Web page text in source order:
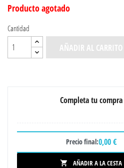
Producto agotado
Cantidad
AÑADIR AL CARRITO
Completa tu compra
Precio final:0,00 €
 AÑADIR A LA CESTA